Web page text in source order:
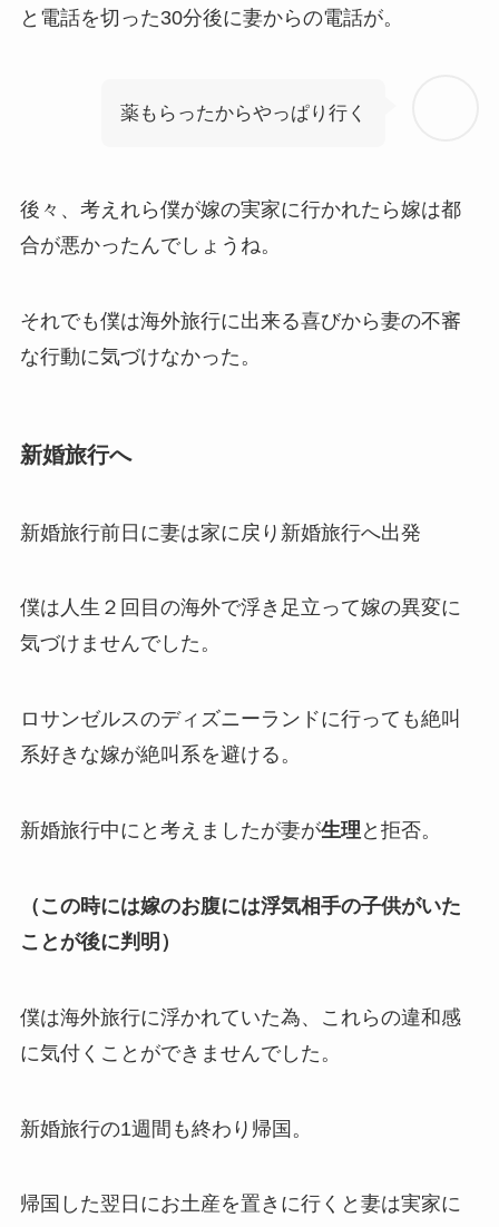
と電話を切った30分後に妻からの電話が。
薬もらったからやっぱり行く
後々、考えれら僕が嫁の実家に行かれたら嫁は都
合が悪かったんでしょうね。
それでも僕は海外旅行に出来る喜びから妻の不審
な行動に気づけなかった。
新婚旅行へ
新婚旅行前日に妻は家に戻り新婚旅行へ出発
僕は人生２回目の海外で浮き足立って嫁の異変に
気づけませんでした。
ロサンゼルスのディズニーランドに行っても絶叫
系好きな嫁が絶叫系を避ける。
新婚旅行中にと考えましたが妻が生理 と拒否。
（この時には嫁のお腹には浮気相手の子供がいた
ことが後に判明）
僕は海外旅行に浮かれていた為、これらの違和感
に気付くことができませんでした。
新婚旅行の1週間も終わり帰国。
帰国した翌日にお土産を置きに行くと妻は実家に